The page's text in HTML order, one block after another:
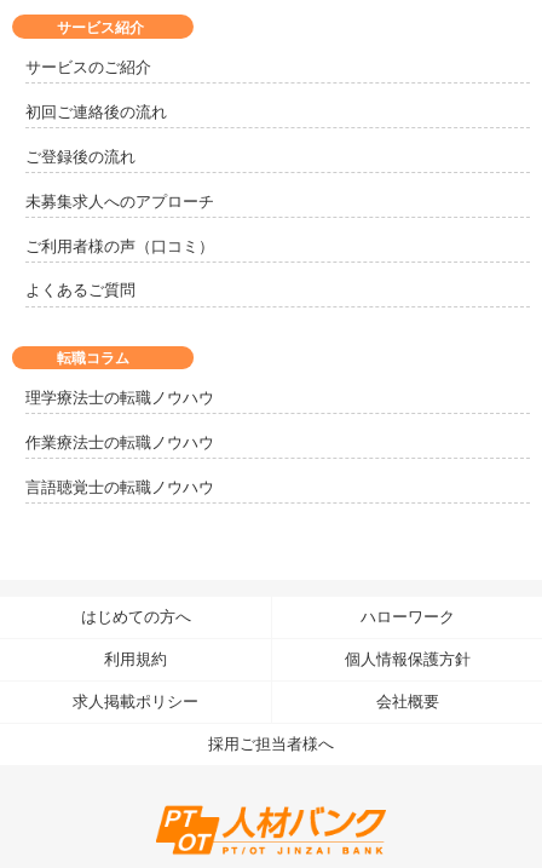
サービス紹介
サービスのご紹介
初回ご連絡後の流れ
ご登録後の流れ
未募集求人へのアプローチ
ご利用者様の声（口コミ）
よくあるご質問
転職コラム
理学療法士の転職ノウハウ
作業療法士の転職ノウハウ
言語聴覚士の転職ノウハウ
はじめての方へ ハローワーク
利用規約 個人情報保護方針
求人掲載ポリシー 会社概要
採用ご担当者様へ